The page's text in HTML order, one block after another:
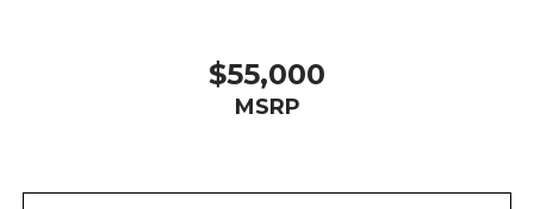
$55,000
MSRP